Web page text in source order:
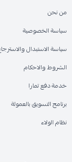
من نحن
سياسة الخصوصية
سياسة الاستبدال
الشروط والاحكام
خدمة دفع تمارا
برنامج التسويق بالعمولة
نظام الولاء